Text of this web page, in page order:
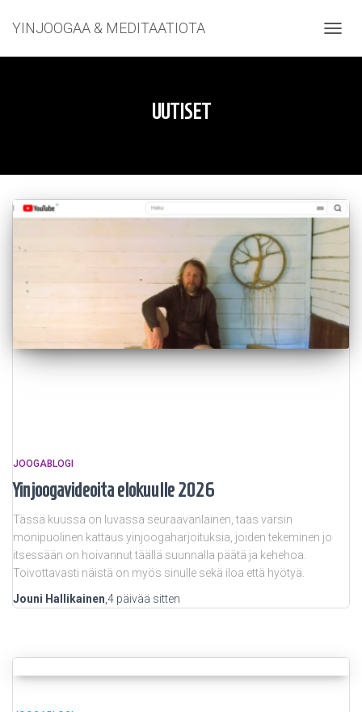
YINJOOGAA & MEDITAATIOTA
UUTISET
JOOGABLOGI
Yinjoogavideoita elokuulle 2026
Tässä kuussa on luvassa seuraavanlainen, taas varsin
monipuolinen kattaus yinjoogaharjoituksia, joiden tekeminen jo
itsessään on hoivannut täällä suunnalla päätä ja kehehoa.
Toivottavasti näistä on myös sinulle sekä iloa että hyötyä.
Jouni Hallikainen 4 päivää sitten